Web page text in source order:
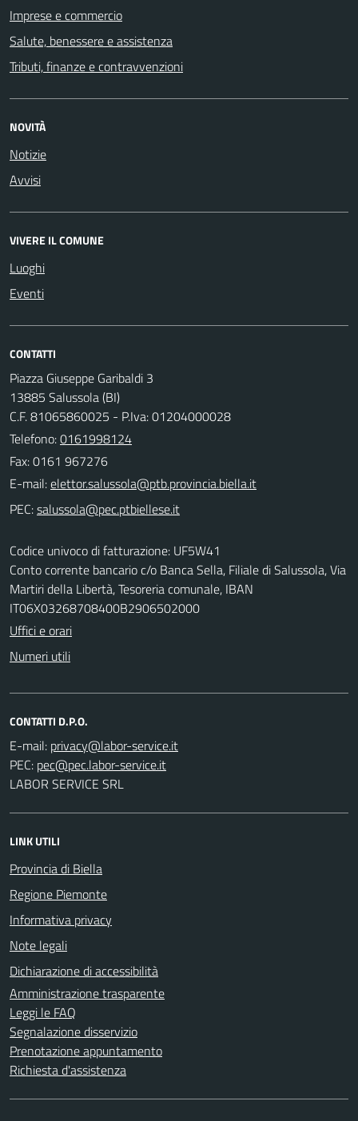
Imprese e commercio
Salute, benessere e assistenza
Tributi, finanze e contravvenzioni
NOVITÀ
Notizie
Avvisi
VIVERE IL COMUNE
Luoghi
Eventi
CONTATTI
Piazza Giuseppe Garibaldi 3
13885 Salussola (BI)
C.F. 81065860025 - P.Iva: 01204000028
Telefono:0161998124
Fax: 0161 967276
E-mail:
PEC:
Codice univoco di fatturazione: UF5W41
Conto corrente bancario c/o Banca Sella, Filiale di Salussola, Via
Martiri della Libertà, Tesoreria comunale, IBAN
IT06X03268708400B2906502000
Uffici e orari
Numeri utili
CONTATTI D.P.O.
E-mail:
PEC:
LABOR SERVICE SRL
LINK UTILI
Provincia di Biella
Regione Piemonte
Informativa privacy
Note legali
Dichiarazione di accessibilità
Amministrazione trasparente
Leggi le FAQ
Segnalazione disservizio
Prenotazione appuntamento
Richiesta d'assistenza